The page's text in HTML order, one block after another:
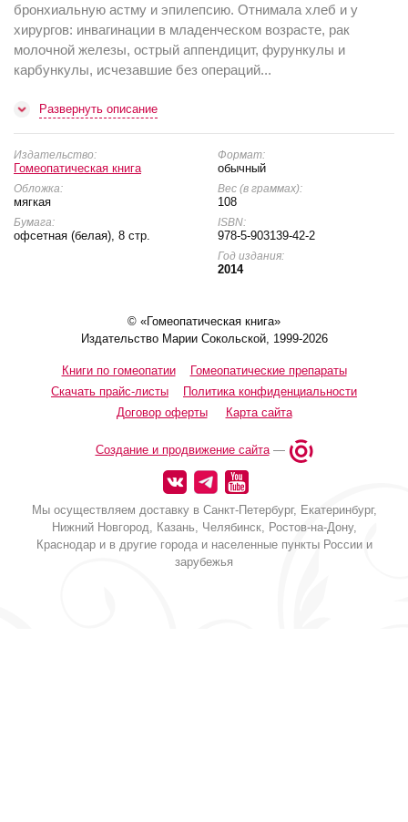
бронхиальную астму и эпилепсию. Отнимала хлеб и у
хирургов: инвагинации в младенческом возрасте, рак
молочной железы, острый аппендицит, фурункулы и
карбункулы, исчезавшие без операций...
Развернуть описание
Издательство:
Гомеопатическая книга
Обложка:
мягкая
Бумага:
офсетная (белая), 8 стр.
Формат:
обычный
Вес (в граммах):
108
ISBN:
978-5-903139-42-2
Год издания:
2014
© «Гомеопатическая книга»
Издательство Марии Сокольской, 1999-2026
Книги по гомеопатии
Гомеопатические препараты
Скачать прайс-листы
Политика конфиденциальности
Договор оферты
Карта сайта
Создание и продвижение сайта—
Мы осуществляем доставку в Санкт-Петербург, Екатеринбург,
Нижний Новгород, Казань, Челябинск, Ростов-на-Дону,
Краснодар и в другие города и населенные пункты России и
зарубежья